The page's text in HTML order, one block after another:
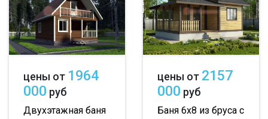
цены от 1964
000 руб
Двухэтажная баня
цены от 2157
000 руб
Баня 6х8 из бруса с